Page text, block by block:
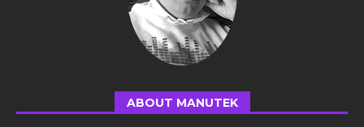
ABOUT MANUTEK